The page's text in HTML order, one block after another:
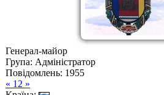
Генерал-майор
Група: Адміністратор
Повідомлень: 1955
« 12 »